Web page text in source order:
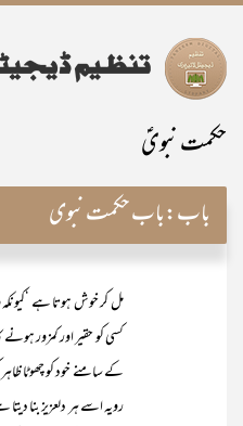
حکمت نبویؑ
باب:باب حکمت نبوی
مل کر خوش ہوتا ہے ‘کیونکہ
کسی کو حقیر اور کمزور
کے سامنے خود کو چھوٹا
رویہ اسے ہر دلعزیز بنا